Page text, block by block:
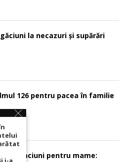
la necazuri și supărări
126 pentru pacea în familie
2 rugaciuni pentru mame: